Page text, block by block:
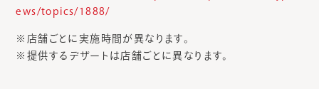
ews/topics/1888/
※店舗ごとに実施時間が異なります。
※提供するデザートは店舗ごとに異なります。